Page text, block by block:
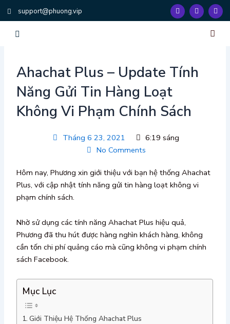
support@phuong.vip F
a
c
T
w
i
Y
o
u
Ahachat Plus – Update Tính
Năng Gửi Tin Hàng Loạt
Không Vi Phạm Chính Sách
Tháng 6 23, 2021
6:19 sáng
No Comments
Hôm nay, Phương xin giới thiệu với bạn hệ thống Ahachat
Plus, với cập nhật tính năng gửi tin hàng loạt không vi
phạm chính sách.
Nhờ sử dụng các tính năng Ahachat Plus hiệu quả,
Phương đã thu hút được hàng nghìn khách hàng, không
cần tốn chi phí quảng cáo mà cũng không vi phạm chính
sách Facebook.
Mục Lục
Giới Thiệu Hệ Thống Ahachat Plus